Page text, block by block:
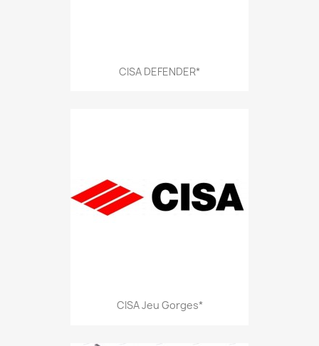
CISA DEFENDER*
CISA Jeu Gorges*